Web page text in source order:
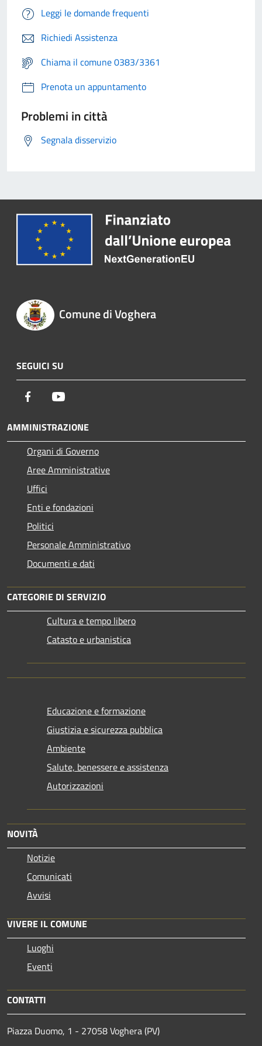
Leggi le domande frequenti
Richiedi Assistenza
Chiama il comune 0383/3361
Prenota un appuntamento
Problemi in città
Segnala disservizio
Comune di Voghera
SEGUICI SU
Facebook
AMMINISTRAZIONE
Organi di Governo
Aree Amministrative
Uffici
Enti e fondazioni
Politici
Personale Amministrativo
Documenti e dati
CATEGORIE DI SERVIZIO
Cultura e tempo libero
Catasto e urbanistica
Educazione e formazione
Giustizia e sicurezza pubblica
Ambiente
Salute, benessere e assistenza
Autorizzazioni
NOVITÀ
Notizie
Comunicati
Avvisi
VIVERE IL COMUNE
Luoghi
Eventi
CONTATTI
Piazza Duomo, 1 - 27058 Voghera (PV)